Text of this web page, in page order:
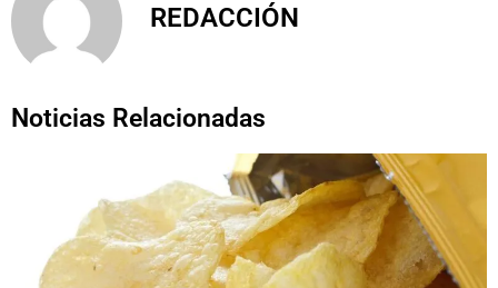
REDACCIÓN
Noticias Relacionadas